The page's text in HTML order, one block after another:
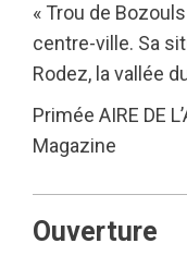
« Trou de
centre-ville. Sa
Rodez, la vallée
Primée AIRE DE
Magazine
Ouverture